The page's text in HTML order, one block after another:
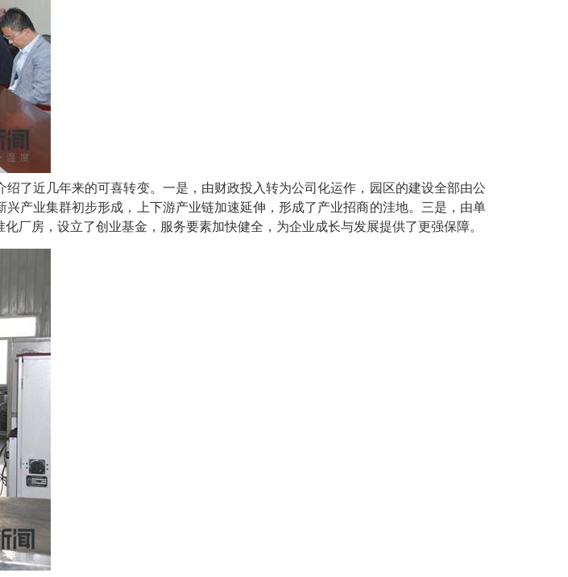
了近几年来的可喜转变。一是，由财政投入转为公司化运作，园区的建设全部由公
产业集群初步形成，上下游产业链加速延伸，形成了产业招商的洼地。三是，由单
厂房，设立了创业基金，服务要素加快健全，为企业成长与发展提供了更强保障。